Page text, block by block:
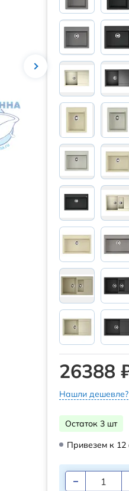
26388
Нашли дешевле?
Остаток 3 шт
Привезем к 12